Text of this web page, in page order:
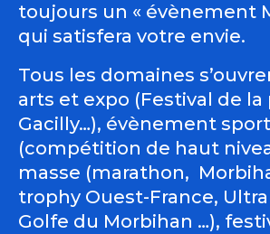
toujours un « évènement
qui satisfera votre envie.
Tous les domaines
arts et expo (Festival de la
Gacilly…), évènement
(compétition de haut
masse (marathon,
trophy Ouest-France, Ultra
Golfe du Morbihan …),